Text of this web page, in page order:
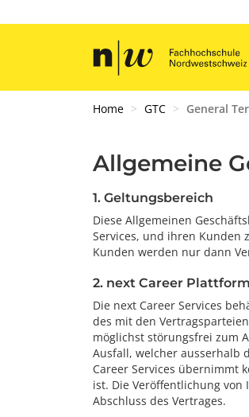
Home GTC General
Allgemeine
1. Geltungsbereich
Diese Allgemeinen
Services, und ihren Kunden
Kunden werden nur dann
2. next Career Plattform
Die next Career Services
des mit den
möglichst störungsfrei zum
Ausfall, welcher ausserhalb
Career Services übernimmt
ist. Die Veröffentlichung
Abschluss des Vertrages.